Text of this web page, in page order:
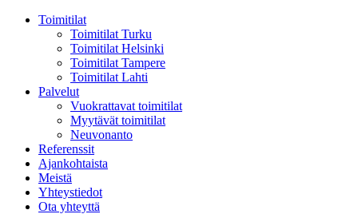
Toimitilat
Toimitilat Turku
Toimitilat Helsinki
Toimitilat Tampere
Toimitilat Lahti
Palvelut
Vuokrattavat toimitilat
Myytävät toimitilat
Neuvonanto
Referenssit
Ajankohtaista
Meistä
Yhteystiedot
Ota yhteyttä